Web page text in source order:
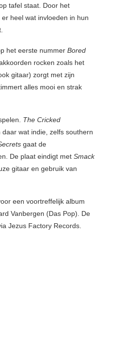
tafel staat. Door het
heel wat invloeden in hun
het eerste nummer Bored
rocken zoals het
gitaar) zorgt met zijn
alles mooi en strak
The Cricked
wat indie, zelfs southern
gaat de
De plaat eindigt met Smack
gitaar en gebruik van
een voortreffelijk album
Vanbergen (Das Pop). De
Jezus Factory Records.